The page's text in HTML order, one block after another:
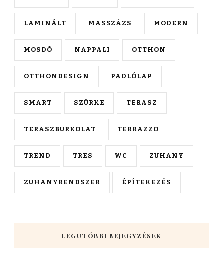
LAMINÁLT MASSZÁZS MODERN
MOSDÓ NAPPALI OTTHON
OTTHONDESIGN PADLÓLAP
SMART SZÜRKE TERASZ
TERASZBURKOLAT TERRAZZO
TREND TRES WC ZUHANY
ZUHANYRENDSZER ÉPÍTEKEZÉS
LEGUTÓBBI BEJEGYZÉSEK